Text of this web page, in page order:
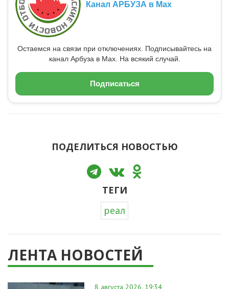
Канал АРБУЗА в Max
Остаемся на связи при отключениях. Подписывайтесь на
канал Арбуза в Max. На всякий случай.
Подписаться
ПОДЕЛИТЬСЯ НОВОСТЬЮ
ТЕГИ
реал
ЛЕНТА НОВОСТЕЙ
8 августа 2026, 19:34